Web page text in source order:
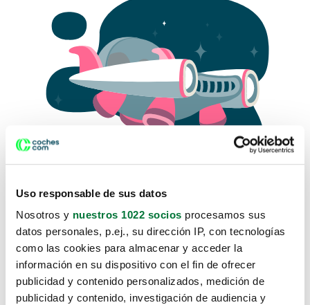
Uso responsable de sus datos
Nosotros y nuestros 1022 socios procesamos sus
datos personales, p.ej., su dirección IP, con tecnologías
como las cookies para almacenar y acceder la
información en su dispositivo con el fin de ofrecer
publicidad y contenido personalizados, medición de
publicidad y contenido, investigación de audiencia y
Lo sentimos, no sabemos como
te hemos traido hasta aquí.